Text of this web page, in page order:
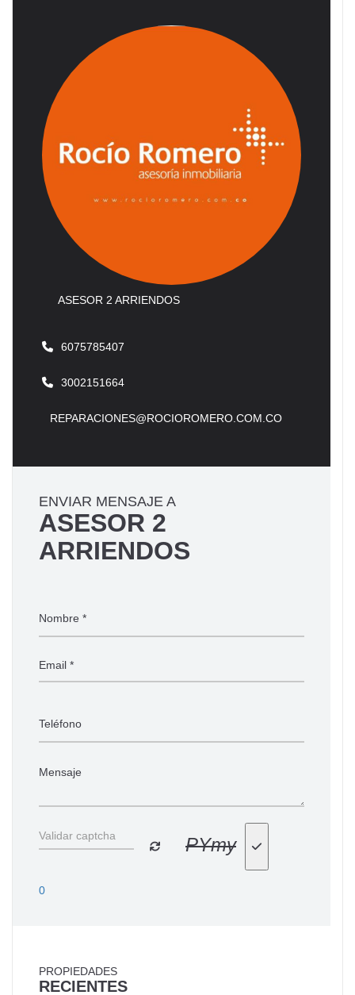
ASESOR 2 ARRIENDOS
6075785407
3002151664
REPARACIONES@ROCIOROMERO.COM.CO
ENVIAR MENSAJE A
ASESOR 2
ARRIENDOS
PYmy
0
PROPIEDADES
RECIENTES